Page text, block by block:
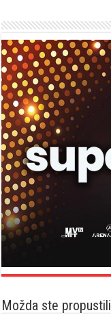
Možda ste propustili